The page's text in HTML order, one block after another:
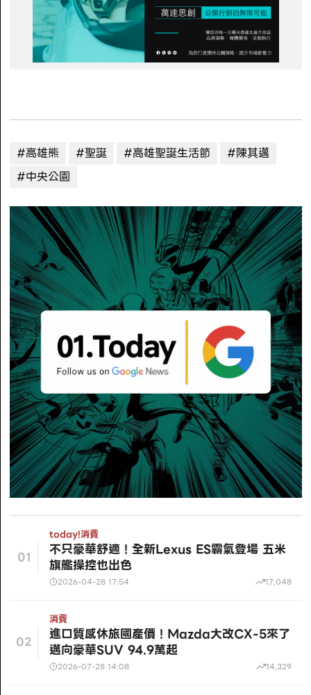
#高雄熊 #聖誕 #高雄聖誕生活節
#陳其邁
#中央公園
01
today!消費
不只豪華舒適！全新Lexus ES霸氣登場 五米
旗艦操控也出色
2026-04-28 17:54 17,048
02
消費
進口質感休旅國產價！Mazda大改CX-5來了
邁向豪華SUV 94.9萬起
2026-07-28 14:08 14,329